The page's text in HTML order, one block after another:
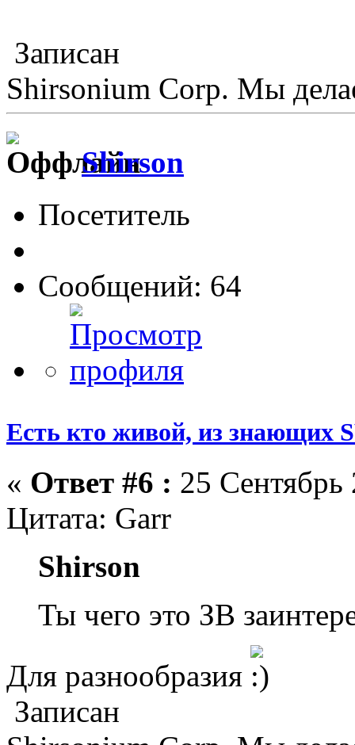
Записан
Shirsonium Corp. Мы
Shirson
Посетитель
Сообщений: 64
Есть кто живой, из знающих
« Ответ #6 : 25
Цитата: Garr
Shirson
Ты чего это ЗВ
Для разнообразия
Записан